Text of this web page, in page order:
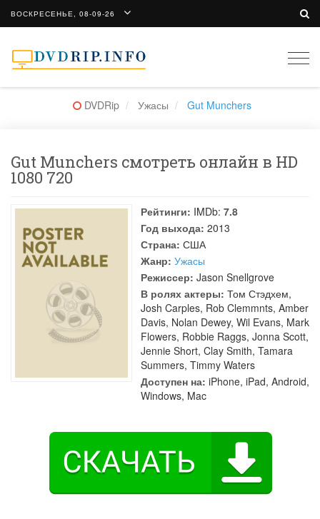
ВОСКРЕСЕНЬЕ, 08-09-26
DVDRip Ужасы Gut Munchers
Gut Munchers смотреть онлайн в HD
1080 720
Рейтинги: IMDb: 7.8
Год выхода: 2013
Страна: США
Жанр: Ужасы
Режиссер: Jason Snellgrove
В ролях актеры: Том Стэдхем,
Josh Carples, Rob Clemmnts, Amber
Davis, Nolan Dewey, Wil Evans, Mark
Flowers, Robbie Raggs, Jonna Scott,
Jennie Short, Clay Smith, Tamara
Summers, Timmy Waters
Доступен на: iPhone, iPad, Android,
Windows, Mac